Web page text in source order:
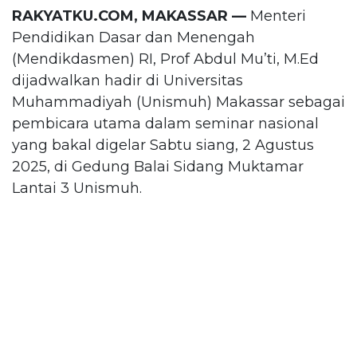
RAKYATKU.COM, MAKASSAR — Menteri
Pendidikan Dasar dan Menengah
(Mendikdasmen) RI, Prof Abdul Mu’ti, M.Ed
dijadwalkan hadir di Universitas
Muhammadiyah (Unismuh) Makassar sebagai
pembicara utama dalam seminar nasional
yang bakal digelar Sabtu siang, 2 Agustus
2025, di Gedung Balai Sidang Muktamar
Lantai 3 Unismuh.